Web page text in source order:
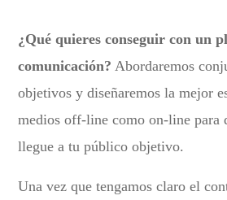
¿Qué quieres conseguir con un
comunicación? Abordaremos
objetivos y diseñaremos la mejor
medios off-line como on-line para
llegue a tu público objetivo.
Una vez que tengamos claro el